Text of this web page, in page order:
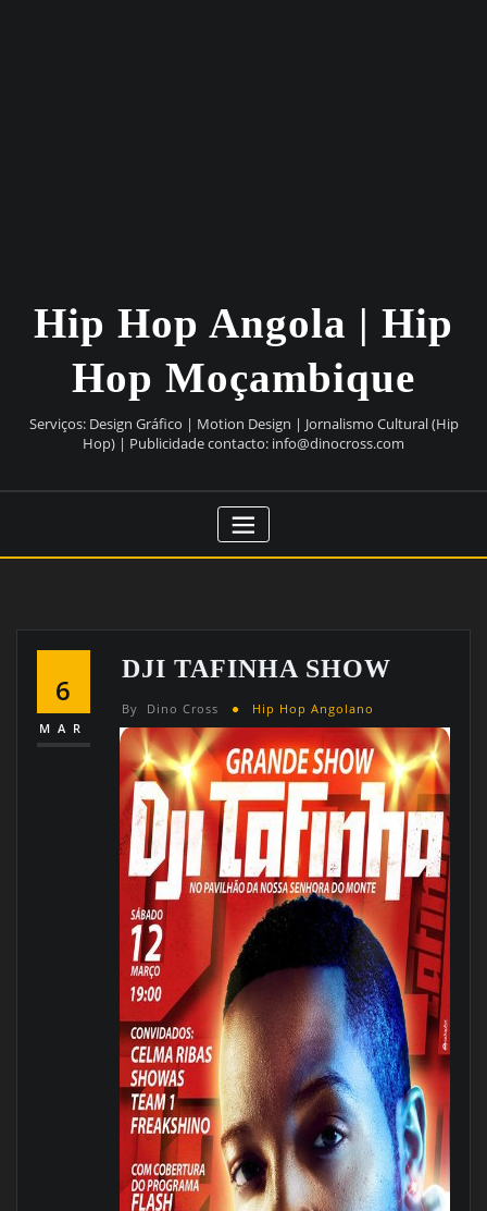
Hip Hop Angola | Hip
Hop Moçambique
Serviços: Design Gráfico | Motion Design | Jornalismo Cultural (Hip
Hop) | Publicidade contacto: info@dinocross.com
6
MAR
DJI TAFINHA SHOW
By Dino Cross Hip Hop Angolano